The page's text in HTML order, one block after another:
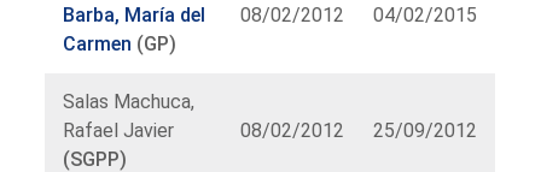
Barba, María del
Carmen (GP)
08/02/2012 04/02/2015
Salas Machuca,
Rafael Javier
(SGPP)
08/02/2012 25/09/2012